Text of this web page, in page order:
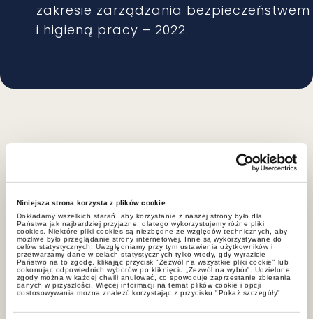
Niniejsza strona korzysta z plików cookie
Dokładamy wszelkich starań, aby korzystanie z naszej strony było dla
Państwa jak najbardziej przyjazne, dlatego wykorzystujemy różne pliki
cookies. Niektóre pliki cookies są niezbędne ze względów technicznych, aby
możliwe było przeglądanie strony internetowej. Inne są wykorzystywane do
celów statystycznych. Uwzględniamy przy tym ustawienia użytkowników i
przetwarzamy dane w celach statystycznych tylko wtedy, gdy wyrazicie
Państwo na to zgodę, klikając przycisk "Zezwól na wszystkie pliki cookie" lub
dokonując odpowiednich wyborów po kliknięciu „Zezwól na wybór”. Udzielone
zgody można w każdej chwili anulować, co spowoduje zaprzestanie zbierania
danych w przyszłości. Więcej informacji na temat plików cookie i opcji
dostosowywania można znaleźć korzystając z przycisku "Pokaż szczegóły".
zakresie zarządzania bezpieczeństwem
i higieną pracy – 2022.
Prawo pracy i ubezpieczeń
społecznych
Postępowania sądowe i arbitrażowe